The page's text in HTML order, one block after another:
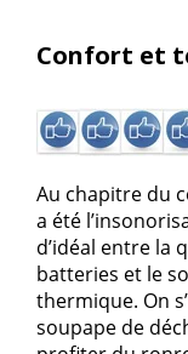
Confort et
Au chapitre du
a été
d’idéal entre la
batteries et le
thermique. On
soupape de